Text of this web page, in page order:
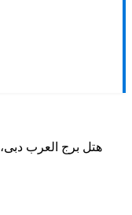
هتل برج العرب دبی،